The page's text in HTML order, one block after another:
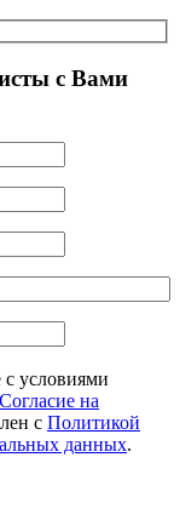
с Вами
с условиями
Согласие на
с Политикой
данных.